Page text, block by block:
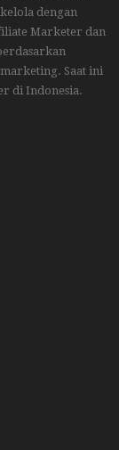
dengan
Marketer dan
Saat ini
di Indonesia.